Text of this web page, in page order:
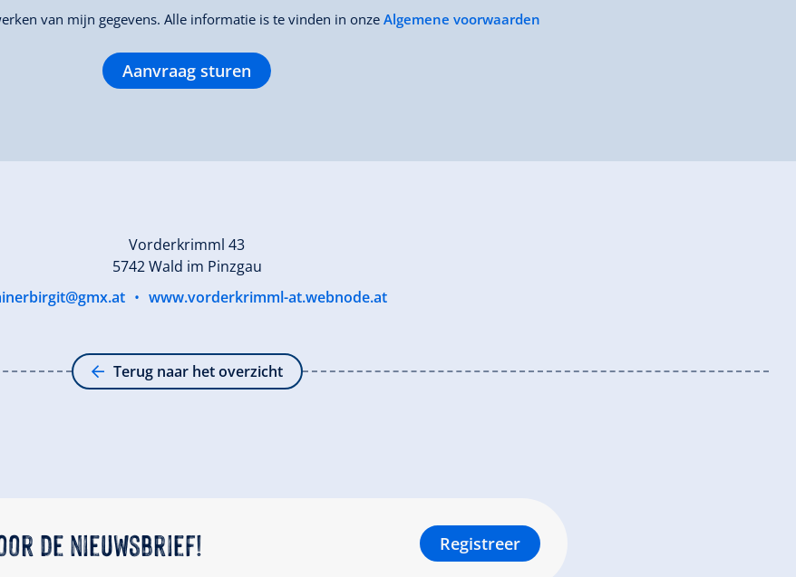
van mijn gegevens. Alle informatie is te vinden in onze Algemene voorwaarden
Aanvraag sturen
Vorderkrimml 43
5742 Wald im Pinzgau
• www.vorderkrimml-at.webnode.at
Terug naar het overzicht
de nieuwsbrief! Registreer